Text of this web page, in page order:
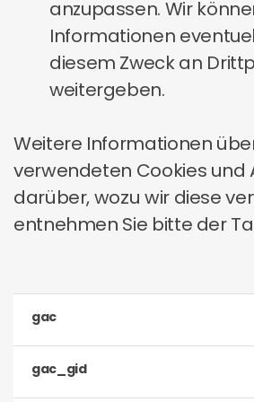
anzupassen. Wir
Informationen
diesem Zweck an
weitergeben.
Weitere Informationen
verwendeten Cookies und
darüber, wozu wir diese
entnehmen Sie bitte der
gac
Cookie .toluna.com
gac_gid